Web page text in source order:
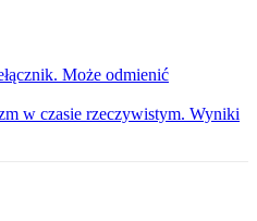
Może odmienić
w czasie rzeczywistym. Wyniki